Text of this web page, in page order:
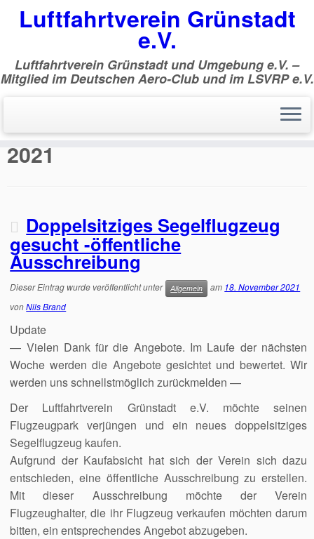
Zum
Inhalt
Luftfahrtverein Grünstadt
e.V.
Luftfahrtverein Grünstadt und Umgebung e.V. –
Mitglied im Deutschen Aero-Club und im LSVRP e.V.
Tagesarchiv:18. November
2021
Doppelsitziges Segelflugzeug
gesucht -öffentliche
Ausschreibung
Dieser Eintrag wurde veröffentlicht unter Allgemein am 18. November 2021
vonNils Brand
Update
— Vielen Dank für die Angebote. Im Laufe der nächsten
Woche werden die Angebote gesichtet und bewertet. Wir
werden uns schnellstmöglich zurückmelden —
Der Luftfahrtverein Grünstadt e.V. möchte seinen
Flugzeugpark verjüngen und ein neues doppelsitziges
Segelflugzeug kaufen.
Aufgrund der Kaufabsicht hat sich der Verein sich dazu
entschieden, eine öffentliche Ausschreibung zu erstellen.
Mit dieser Ausschreibung möchte der Verein
Flugzeughalter, die ihr Flugzeug verkaufen möchten darum
bitten, ein entsprechendes Angebot abzugeben.